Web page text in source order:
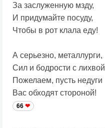
За заслуженную мзду,
И придумайте посуду,
Чтобы в рот клала еду!
А серьезно, металлурги,
Сил и бодрости с лихвой
Пожелаем, пусть недуги
Вас обходят стороной!
66